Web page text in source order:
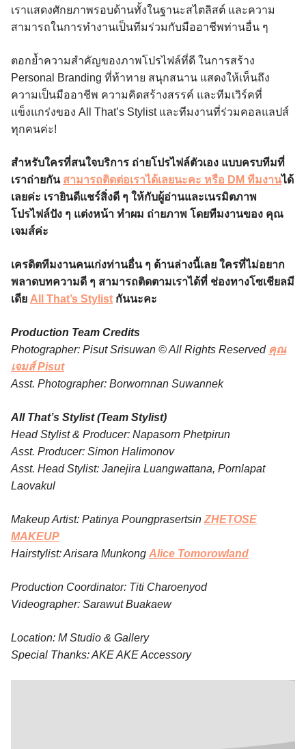
เราแสดงศักยภาพรอบด้านทั้งในฐานะสไตลิสต์ และความ
สามารถในการทำงานเป็นทีมร่วมกับมืออาชีพท่านอื่น ๆ
ตอกย้ำความสำคัญของภาพโปรไฟล์ที่ดี ในการสร้าง
Personal Branding ที่ท้าทาย สนุกสนาน แสดงให้เห็นถึง
ความเป็นมืออาชีพ ความคิดสร้างสรรค์ และทีมเวิร์คที่
แข็งแกร่งของ All That’s Stylist และทีมงานที่ร่วมคอลแลปส์
ทุกคนค่ะ!
สำหรับใครที่สนใจบริการ ถ่ายโปรไฟล์ตัวเอง แบบครบทีมที่
เราถ่ายกัน สามารถติดต่อเราได้เลยนะคะ หรือ DM ทีมงานได้
เลยค่ะ เรายินดีแชร์สิ่งดี ๆ ให้กับผู้อ่านและเนรมิตภาพ
โปรไฟล์ปัง ๆ แต่งหน้า ทำผม ถ่ายภาพ โดยทีมงานของ คุณ
เจมส์ค่ะ
เครดิตทีมงานคนเก่งท่านอื่น ๆ ด้านล่างนี้เลย ใครที่ไม่อยาก
พลาดบทความดี ๆ สามารถติดตามเราได้ที่ ช่องทางโซเชียลมี
เดีย All That’s Stylist กันนะคะ
Production Team Credits
Photographer: Pisut Srisuwan © All Rights Reserved คุณ
เจมส์ Pisut
Asst. Photographer: Borwornnan Suwannek
All That’s Stylist (Team Stylist)
Head Stylist & Producer: Napasorn Phetpirun
Asst. Producer: Simon Halimonov
Asst. Head Stylist: Janejira Luangwattana, Pornlapat
Laovakul
Makeup Artist: Patinya Poungprasertsin ZHETOSE
MAKEUP
Hairstylist: Arisara Munkong Alice Tomorowland
Production Coordinator: Titi Charoenyod
Videographer: Sarawut Buakaew
Location: M Studio & Gallery
Special Thanks: AKE AKE Accessory